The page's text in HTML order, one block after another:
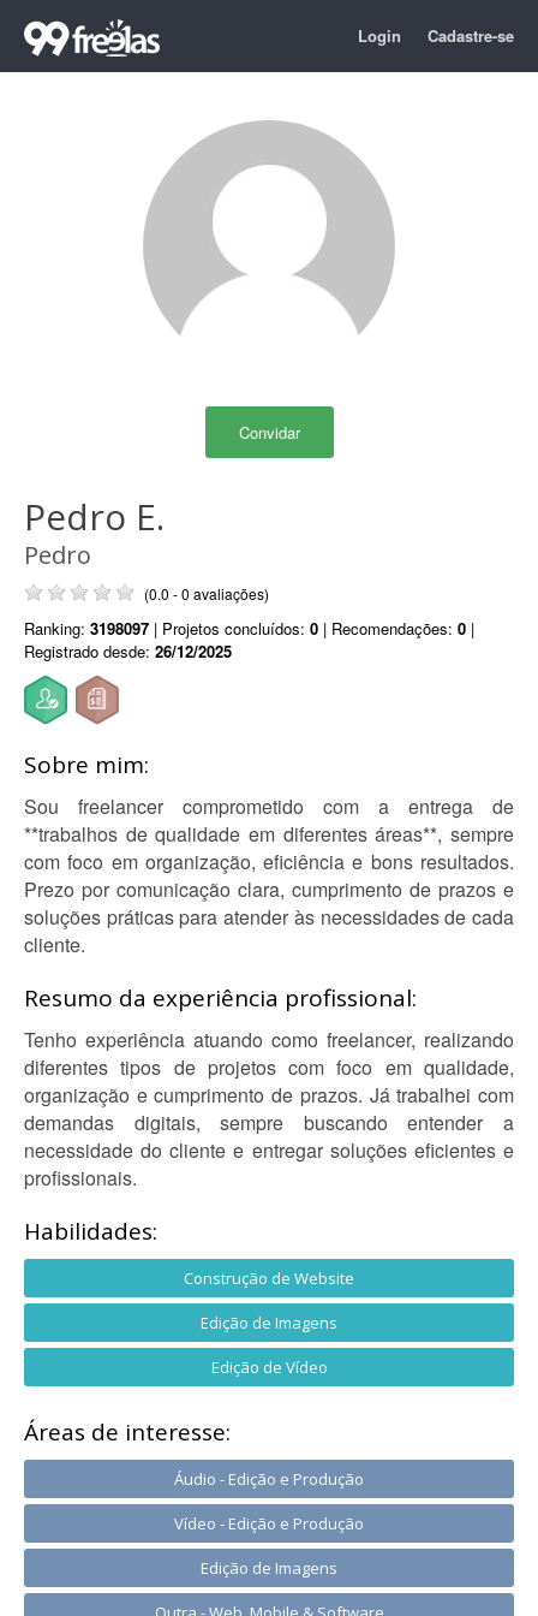
Login Cadastre-se
Convidar
Pedro E.
Pedro
(0.0 - 0 avaliações)
Ranking: 3198097 | Projetos concluídos: 0 | Recomendações: 0 |
Registrado desde: 26/12/2025
Sobre mim:
Sou freelancer comprometido com a entrega de
**trabalhos de qualidade em diferentes áreas**, sempre
com foco em organização, eficiência e bons resultados.
Prezo por comunicação clara, cumprimento de prazos e
soluções práticas para atender às necessidades de cada
cliente.
Resumo da experiência profissional:
Tenho experiência atuando como freelancer, realizando
diferentes tipos de projetos com foco em qualidade,
organização e cumprimento de prazos. Já trabalhei com
demandas digitais, sempre buscando entender a
necessidade do cliente e entregar soluções eficientes e
profissionais.
Habilidades:
Construção de Website
Edição de Imagens
Edição de Vídeo
Áreas de interesse:
Áudio - Edição e Produção
Vídeo - Edição e Produção
Edição de Imagens